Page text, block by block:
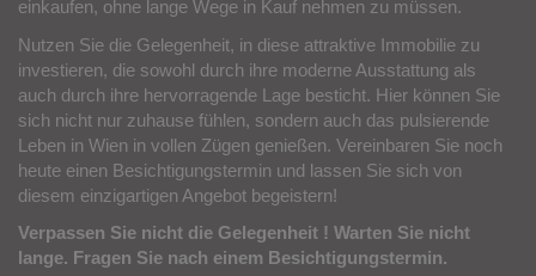
und lokale Spezialitäten ganz bequem in Ihrer Umgebung
einkaufen, ohne lange Wege in Kauf nehmen zu müssen.
Nutzen Sie die Gelegenheit, in diese attraktive Immobilie zu
investieren, die sowohl durch ihre moderne Ausstattung als
auch durch ihre hervorragende Lage besticht. Hier können Sie
sich nicht nur zuhause fühlen, sondern auch das pulsierende
Leben in Wien in vollen Zügen genießen. Vereinbaren Sie noch
heute einen Besichtigungstermin und lassen Sie sich von
diesem einzigartigen Angebot begeistern!
Verpassen Sie nicht die Gelegenheit ! Warten Sie nicht